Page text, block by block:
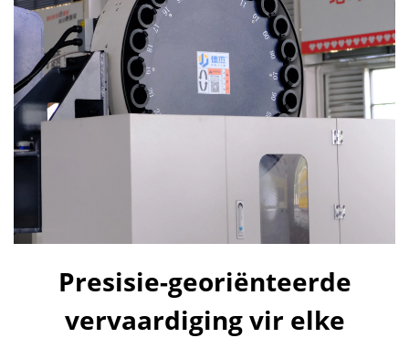
Nuus
Kontak Ons
Presisie-georiënteerde
vervaardiging vir elke